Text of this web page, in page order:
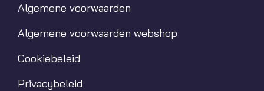
Algemene voorwaarden
Algemene voorwaarden webshop
Cookiebeleid
Privacybeleid